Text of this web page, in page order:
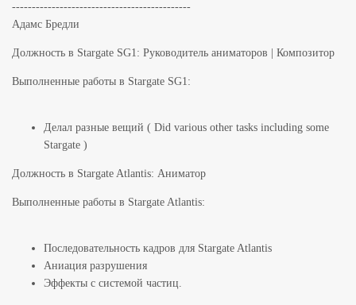
---------------------------------------------
Адамс Бредли
Должность в Stargate SG1: Руководитель аниматоров | Композитор
Выполненные работы в Stargate SG1:
Делал разные вещий ( Did various other tasks including some
Stargate )
Должность в Stargate Atlantis: Аниматор
Выполненные работы в Stargate Atlantis:
Последовательность кадров для Stargate Atlantis
Аниация разрушения
Эффекты с системой частиц.